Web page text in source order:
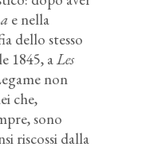
e nella
dello stesso
1845, aLes
non
che,
sono
riscossi dalla